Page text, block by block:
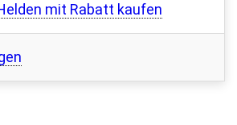
mit Rabatt kaufen